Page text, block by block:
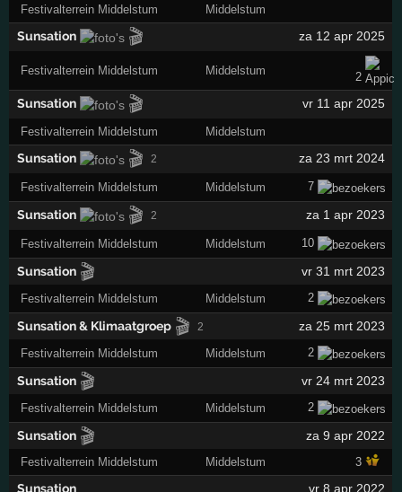
Festivalterrein Middelstum Middelstum
Sunsation 🎬 za 12 apr 2025
Festivalterrein Middelstum Middelstum 2
Sunsation 🎬 vr 11 apr 2025
Festivalterrein Middelstum Middelstum
Sunsation 🎬 2 za 23 mrt 2024
Festivalterrein Middelstum Middelstum 7
Sunsation 🎬 2 za 1 apr 2023
Festivalterrein Middelstum Middelstum 10
Sunsation 🎬 vr 31 mrt 2023
Festivalterrein Middelstum Middelstum 2
Sunsation & Klimaatgroep 🎬 2 za 25 mrt 2023
Festivalterrein Middelstum Middelstum 2
Sunsation 🎬 vr 24 mrt 2023
Festivalterrein Middelstum Middelstum 2
Sunsation 🎬 za 9 apr 2022
Festivalterrein Middelstum Middelstum 3
Sunsation vr 8 apr 2022